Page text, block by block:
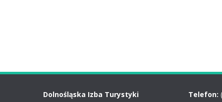
Dolnośląska Izba Turystyki
Telefon: